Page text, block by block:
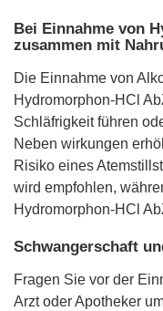
Bei Einnahme von
zusammen mit
Die Einnahme von
Hydromorphon-HCl
Schläfrigkeit führen
Neben wirkungen
Risiko eines
wird empfohlen,
Hydromorphon-HCl
Schwangerschaft
Fragen Sie vor der
Arzt oder Apotheker